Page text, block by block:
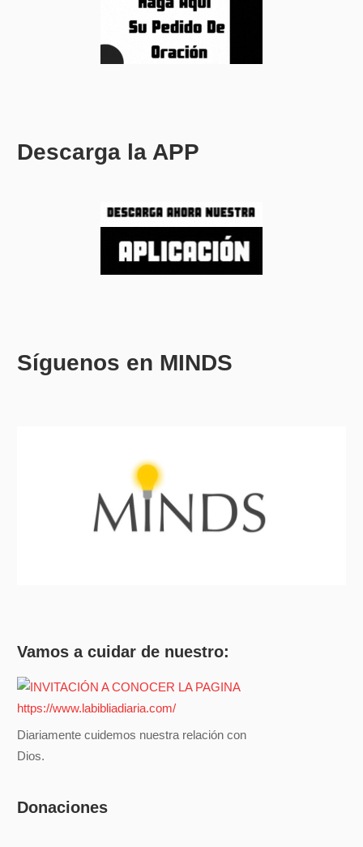
Descarga la APP
Síguenos en MINDS
Vamos a cuidar de nuestro:
Diariamente cuidemos nuestra relación con
Dios.
Donaciones